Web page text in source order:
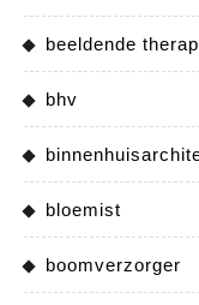
beeldende
bhv
bloemist
boomverzorger